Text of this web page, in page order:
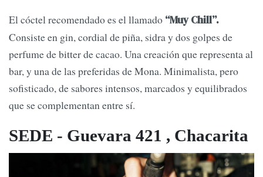
El cóctel recomendado es el llamado “Muy Chill”.
Consiste en gin, cordial de piña, sidra y dos golpes de
perfume de bitter de cacao. Una creación que representa al
bar, y una de las preferidas de Mona. Minimalista, pero
sofisticado, de sabores intensos, marcados y equilibrados
que se complementan entre sí.
SEDE - Guevara 421 , Chacarita